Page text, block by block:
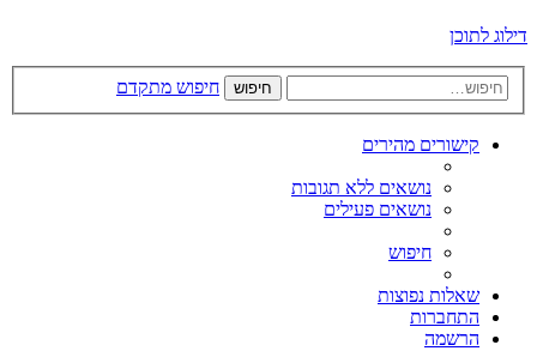
דילוג לתוכן
חיפוש חיפוש מתקדם
קישורים מהירים
נושאים ללא תגובות
נושאים פעילים
חיפוש
שאלות נפוצות
התחברות
הרשמה